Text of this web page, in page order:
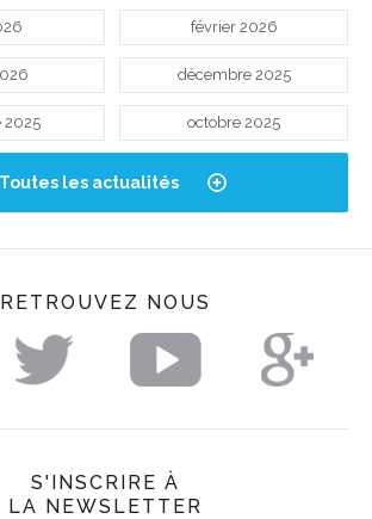
février 2026
décembre 2025
2025 octobre 2025
Toutes les actualités
RETROUVEZ NOUS
S'INSCRIRE À
LA NEWSLETTER